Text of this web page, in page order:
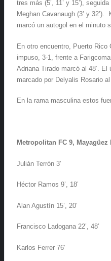
tres más (5’, 11’ y 15’),
Meghan Cavanaugh (3’ y
marcó un autogol en el minuto
En otro encuentro, Puerto Rico
impuso, 3-1, frente a
Adriana Tirado marcó al 48’.
marcado por Delyalis Rosario al
En la rama masculina estos
Metropolitan FC 9, Mayagüez
Julián Terrón 3’
Héctor Ramos 9’, 18’
Alan Agustín 15’, 20’
Francisco Ladogana 22’, 48’
Karlos Ferrer 76’